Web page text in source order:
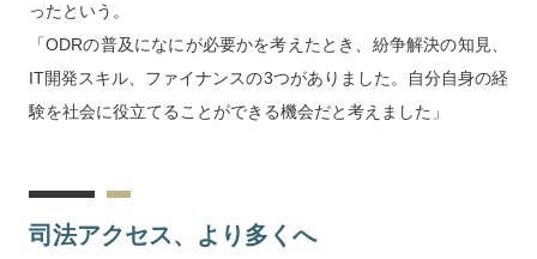
ったという。
「ODRの普及になにが必要かを考えたとき、紛争解決の知見、
IT開発スキル、ファイナンスの3つがありました。自分自身の経
験を社会に役立てることができる機会だと考えました」
司法アクセス、より多くへ